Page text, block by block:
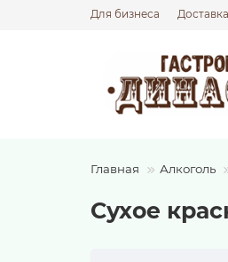
Для бизнеса
Главная Алкоголь
Сухое